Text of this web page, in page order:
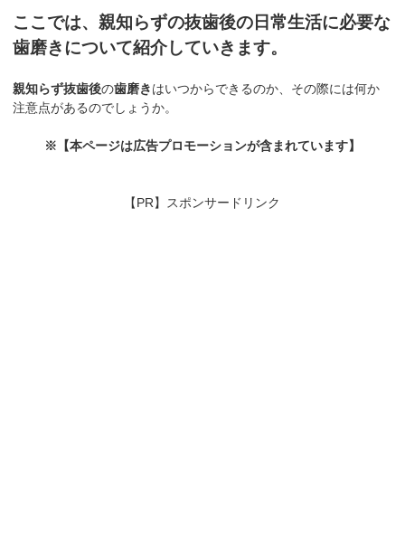
ここでは、親知らずの抜歯後の日常生活に必要な
歯磨きについて紹介していきます。
親知らず抜歯後の歯磨きはいつからできるのか、その際には何か
注意点があるのでしょうか。
※【本ページは広告プロモーションが含まれています】
【PR】スポンサードリンク